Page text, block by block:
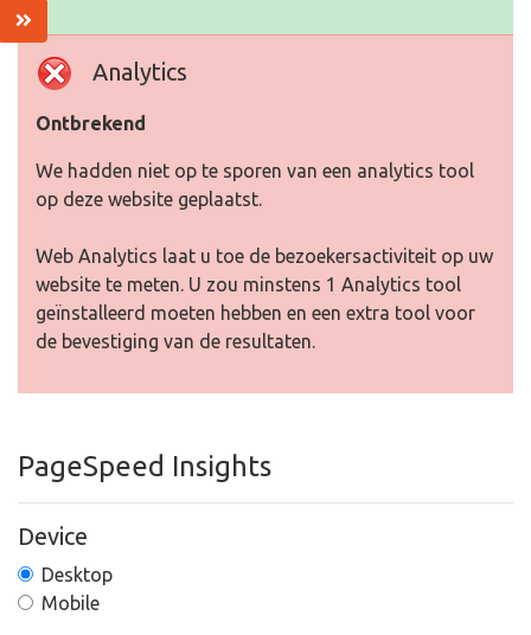
Analytics
Ontbrekend
We hadden niet op te sporen van een analytics tool
op deze website geplaatst.
Web Analytics laat u toe de bezoekersactiviteit op uw
website te meten. U zou minstens 1 Analytics tool
geïnstalleerd moeten hebben en een extra tool voor
de bevestiging van de resultaten.
PageSpeed Insights
Device
Desktop
Mobile